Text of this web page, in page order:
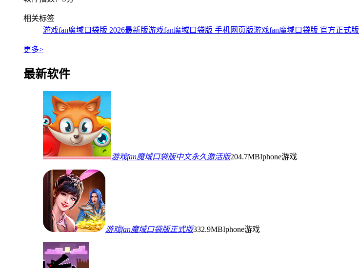
相关标签
游戏fan魔域口袋版 2026最新版游戏fan魔域口袋版 手机网页版游戏fan魔域口袋版 官方正式版
更多>
最新软件
游戏fan魔域口袋版中文永久激活版204.7MBIphone游戏
游戏fan魔域口袋版正式版332.9MBIphone游戏